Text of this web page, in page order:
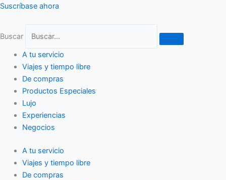
Ir
Suscríbase ahora
Buscar
A tu servicio
Viajes y tiempo libre
De compras
Productos Especiales
Lujo
Experiencias
Negocios
A tu servicio
Viajes y tiempo libre
De compras